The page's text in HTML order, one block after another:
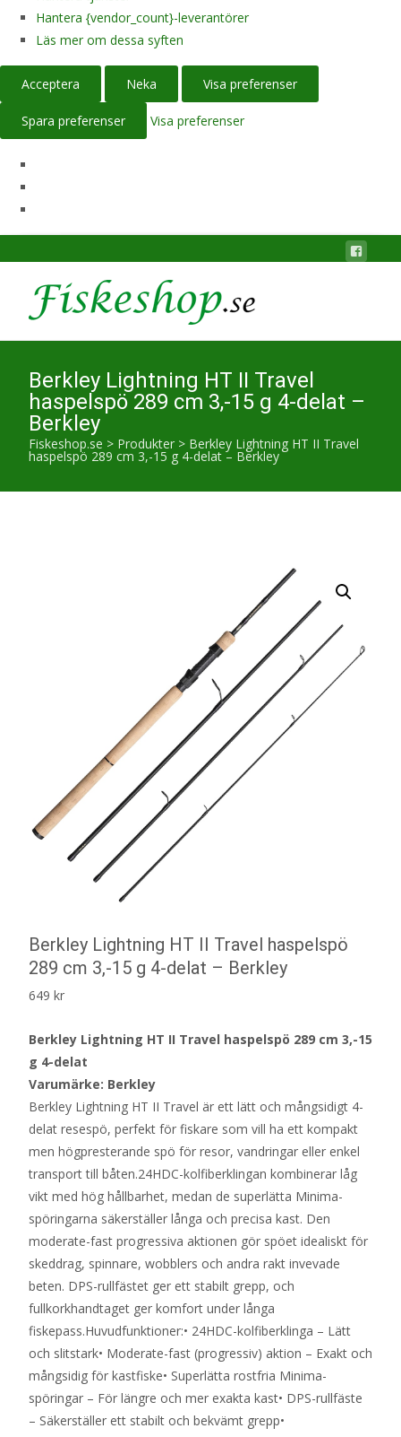
Hantera {vendor_count}-leverantörer
Läs mer om dessa syften
Acceptera Neka Visa preferenser
Spara preferenser Visa preferenser
Berkley Lightning HT II Travel
haspelspö 289 cm 3,-15 g 4-delat –
Berkley
Fiskeshop.se > Produkter > Berkley Lightning HT II Travel
haspelspö 289 cm 3,-15 g 4-delat – Berkley
Berkley Lightning HT II Travel haspelspö
289 cm 3,-15 g 4-delat – Berkley
649 kr
Berkley Lightning HT II Travel haspelspö 289 cm 3,-15
g 4-delat
Varumärke: Berkley
Berkley Lightning HT II Travel är ett lätt och mångsidigt 4-
delat resespö, perfekt för fiskare som vill ha ett kompakt
men högpresterande spö för resor, vandringar eller enkel
transport till båten.24HDC-kolfiberklingan kombinerar låg
vikt med hög hållbarhet, medan de superlätta Minima-
spöringarna säkerställer långa och precisa kast. Den
moderate-fast progressiva aktionen gör spöet idealiskt för
skeddrag, spinnare, wobblers och andra rakt invevade
beten. DPS-rullfästet ger ett stabilt grepp, och
fullkorkhandtaget ger komfort under långa
fiskepass.Huvudfunktioner:• 24HDC-kolfiberklinga – Lätt
och slitstark• Moderate-fast (progressiv) aktion – Exakt och
mångsidig för kastfiske• Superlätta rostfria Minima-
spöringar – För längre och mer exakta kast• DPS-rullfäste
– Säkerställer ett stabilt och bekvämt grepp•